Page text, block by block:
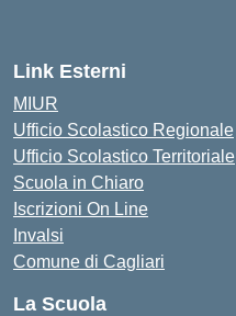
Link Esterni
MIUR
Ufficio Scolastico Regionale
Ufficio Scolastico Territoriale
Scuola in Chiaro
Iscrizioni On Line
Invalsi
Comune di Cagliari
La Scuola